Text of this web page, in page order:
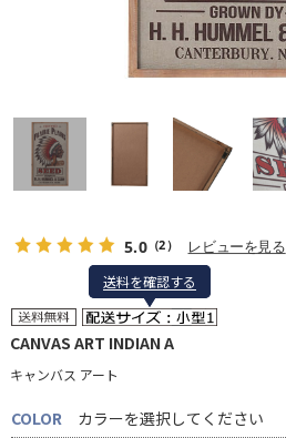
5.0（2） レビューを見る
送料を確認する
送料を確認する
CANVAS ART INDIAN A
キャンバス アート
COLOR
カラーを選択してください